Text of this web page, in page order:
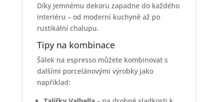
Díky jemnému dekoru zapadne do každého
interiéru – od moderní kuchyně až po
rustikální chalupu.
Tipy na kombinace
Šálek na espresso můžete kombinovat s
dalšími porcelánovými výrobky jako
například: